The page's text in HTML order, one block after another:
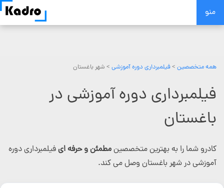
Skip
منو
همه متخصصین >فیلمبرداری دوره آموزشی > شهر باغستان
فیلمبرداری دوره آموزشی در
باغستان
کادرو شما را به بهترین متخصصینمطمئن و حرفه ایفیلمبرداری دوره
آموزشی در شهر باغستان وصل می کند.